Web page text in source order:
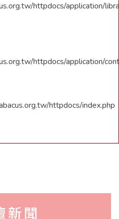
httpdocs/application/
httpdocs/application/
httpdocs/index.php
新聞